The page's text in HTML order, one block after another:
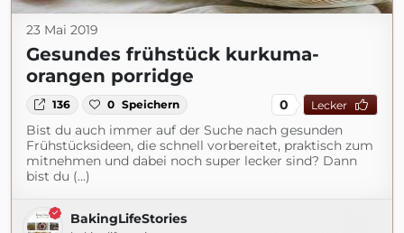
23 Mai 2019
Gesundes frühstück kurkuma-
orangen porridge
136 0 Speichern 0 Lecker
Bist du auch immer auf der Suche nach gesunden
Frühstücksideen, die schnell vorbereitet, praktisch zum
mitnehmen und dabei noch super lecker sind? Dann
bist du (...)
BakingLifeStories